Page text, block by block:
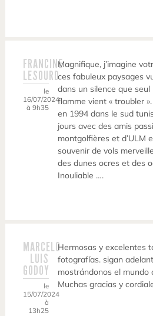
FRANCINE
LESOURD
le
16/07/2024
à 9h35
Magnifique, j’imagine
ces fabuleux paysages
dans un silence que
flamme vient « troubler
en 1994 dans le sud
jours avec des amis
montgolfières et d’ULM
souvenir de vols
des dunes ocres et des
Inouliable ….
MARCELO
LUIS
GODOY
le
15/07/2024
à
13h25
Hermosas y excelentes
fotografías. sigan
mostrándonos el mundo
Muchas gracias y